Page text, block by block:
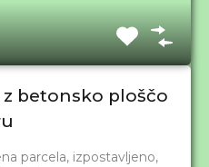
betonsko ploščo
parcela, izpostavljeno,